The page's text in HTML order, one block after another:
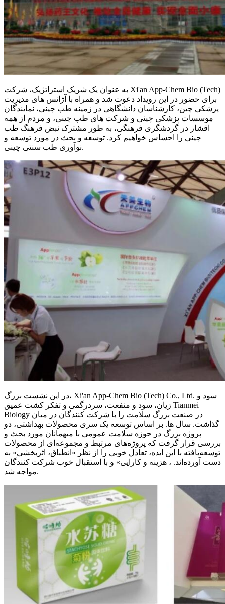
به عنوان یک شریک استراتژیک، شرکت Xi'an App-Chem Bio (Tech)
برای حضور در این رویداد دعوت شد و همراه با آژانس های مدیریت
پزشکی چین، کارشناسان دانشگاهی در زمینه طب چینی، نمایندگان
موسسات پزشکی چینی و شرکت های طب چینی، و مردم از همه
اقشار در گردشگری فرهنگی، به طور مشترک نبض فرهنگ طب
چینی را احساس خواهیم کرد. توسعه و بحث در مورد توسعه و
نوآوری طب سنتی چینی.
در این نشست بزرگ، Xi'an App-Chem Bio (Tech) Co., Ltd. سود و
زیان، سود و منفعت، سردرگمی و تفکر کشت عمیق Tianmei
Biology در صنعت بزرگ سلامت را با شرکت کنندگان در میان
گذاشت. سال ها. بر اساس توسعه یک سری محصولات بهداشتی، دو
پروژه بزرگ در حوزه سلامت عمومی با میهمانان مورد بحث و
بررسی قرار گرفت که پروژه‌های مرتبط و مجموعه‌ای از محصولات
توسعه‌یافته با این ایده، تعادل خوبی را از نظر «انطباق، اثربخشی» به
دست آورده‌اند. ، هزینه و کارایی» و با استقبال خوب شرکت کنندگان
مواجه شد.